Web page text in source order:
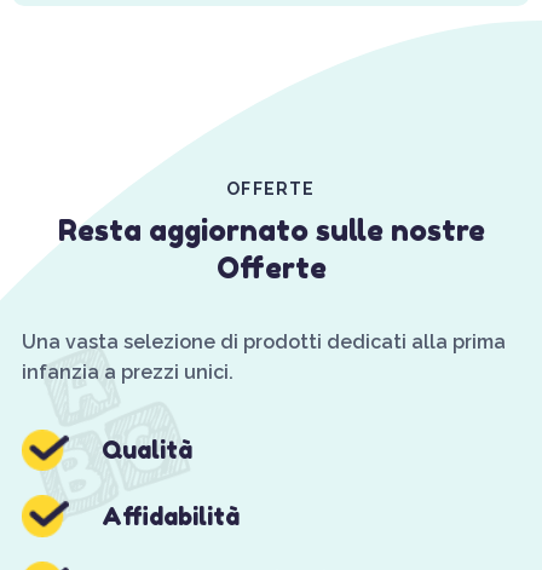
OFFERTE
Resta aggiornato sulle nostre
Offerte
Una vasta selezione di prodotti dedicati alla prima
infanzia a prezzi unici.
Qualità
Affidabilità